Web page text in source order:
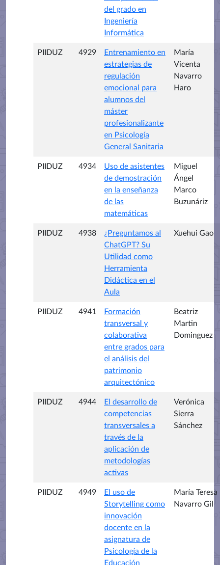
del grado en
Ingeniería
Informática
PIIDUZ 4929
Entrenamiento en
estrategias de
regulación
emocional para
alumnos del
máster
profesionalizante
en Psicología
General Sanitaria
María
Vicenta
Navarro
Haro
PIIDUZ 4934
Uso de asistentes
de demostración
en la enseñanza
de las
matemáticas
Miguel
Ángel
Marco
Buzunáriz
PIIDUZ 4938
¿Preguntamos al
ChatGPT? Su
Utilidad como
Herramienta
Didáctica en el
Aula
Xuehui Gao
PIIDUZ 4941
Formación
transversal y
colaborativa
entre grados para
el análisis del
patrimonio
arquitectónico
Beatriz
Martin
Dominguez
PIIDUZ 4944
El desarrollo de
competencias
transversales a
través de la
aplicación de
metodologías
activas
Verónica
Sierra
Sánchez
PIIDUZ 4949
El uso de
Storytelling como
innovación
docente en la
asignatura de
Psicología de la
Educación
María Teresa
Navarro Gil